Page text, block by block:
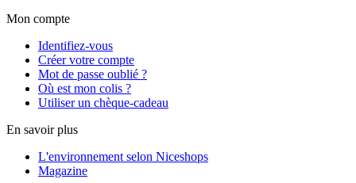
Mon compte
Identifiez-vous
Créer votre compte
Mot de passe oublié ?
Où est mon colis ?
Utiliser un chèque-cadeau
En savoir plus
L'environnement selon Niceshops
Magazine